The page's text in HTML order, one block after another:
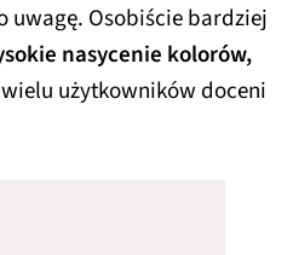
uwagę. Osobiście bardziej
nasycenie kolorów,
użytkowników doceni